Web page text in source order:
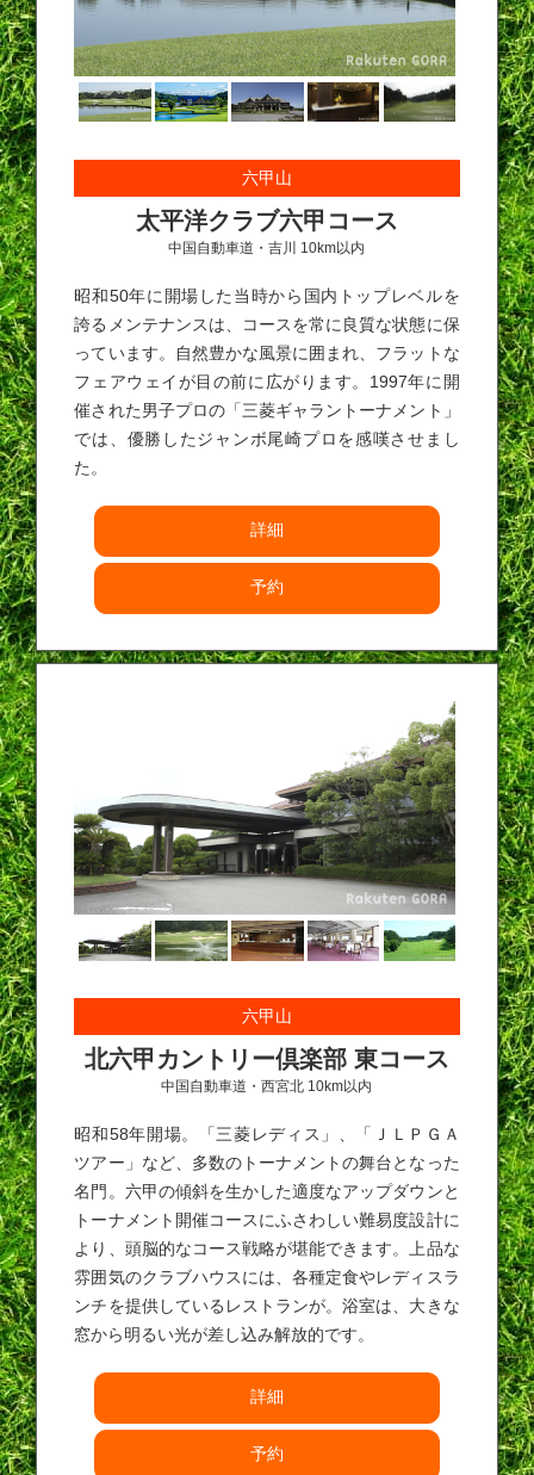
六甲山
太平洋クラブ六甲コース
中国自動車道・吉川 10km以内
昭和50年に開場した当時から国内トップレベルを
誇るメンテナンスは、コースを常に良質な状態に保
っています。自然豊かな風景に囲まれ、フラットな
フェアウェイが目の前に広がります。1997年に開
催された男子プロの「三菱ギャラントーナメント」
では、優勝したジャンボ尾崎プロを感嘆させまし
た。
詳細
予約
六甲山
北六甲カントリー倶楽部 東コース
中国自動車道・西宮北 10km以内
昭和58年開場。「三菱レディス」、「ＪＬＰＧＡ
ツアー」など、多数のトーナメントの舞台となった
名門。六甲の傾斜を生かした適度なアップダウンと
トーナメント開催コースにふさわしい難易度設計に
より、頭脳的なコース戦略が堪能できます。上品な
雰囲気のクラブハウスには、各種定食やレディスラ
ンチを提供しているレストランが。浴室は、大きな
窓から明るい光が差し込み解放的です。
詳細
予約